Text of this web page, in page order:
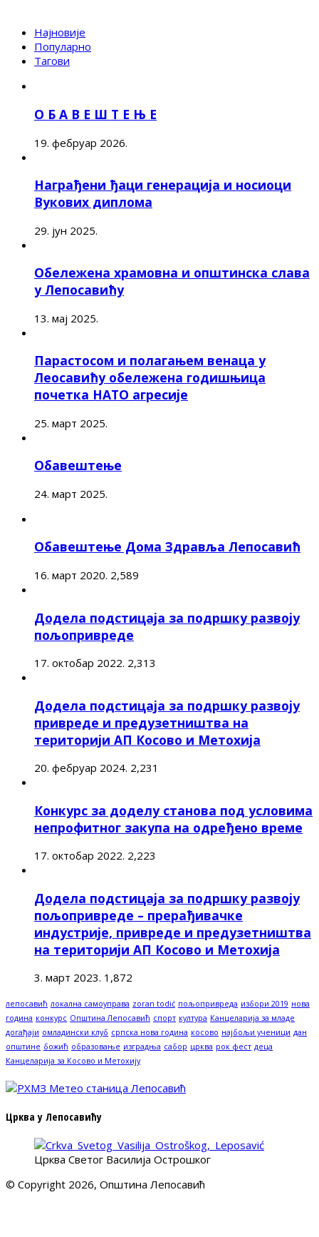
Најновије
Популарно
Тагови
О Б А В Е Ш Т Е Њ Е
19. фебруар 2026.
Награђени ђаци генерација и носиоци
Вукових диплома
29. јун 2025.
Обележена храмовна и општинска слава
у Лепосавићу
13. мај 2025.
Парастосом и полагањем венаца у
Леосавићу обележена годишњица
почетка НАТО агресије
25. март 2025.
Обавештење
24. март 2025.
Обавештење Дома Здравља Лепосавић
16. март 2020. 2,589
Додела подстицаја за подршку развоју
пољопривреде
17. октобар 2022. 2,313
Додела подстицаја за подршку развоју
привреде и предузетништва на
територији АП Косово и Метохија
20. фебруар 2024. 2,231
Конкурс за доделу станова под условима
непрофитног закупа на одређено време
17. октобар 2022. 2,223
Додела подстицаја за подршку развоју
пољопривреде – прерађивачке
индустрије, привреде и предузетништва
на територији АП Косово и Метохија
3. март 2023. 1,872
лепосавић локална самоуправа zoran todić пољопривреда избори 2019 нова
година конкурс Општина Лепосавић спорт култура Канцеларија за младе
догађаји омладински клуб српска нова година косово најбољи ученици дан
општине божић образовање изградња сабор црква рок фест деца
Канцеларија за Косово и Метохију
Црква у Лепосавићу
Црква Светог Василија Острошког
© Copyright 2026, Општина Лепосавић